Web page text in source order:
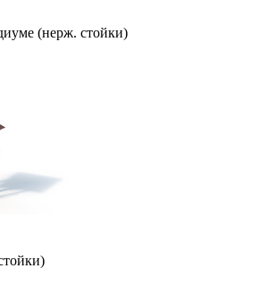
(нерж. стойки)